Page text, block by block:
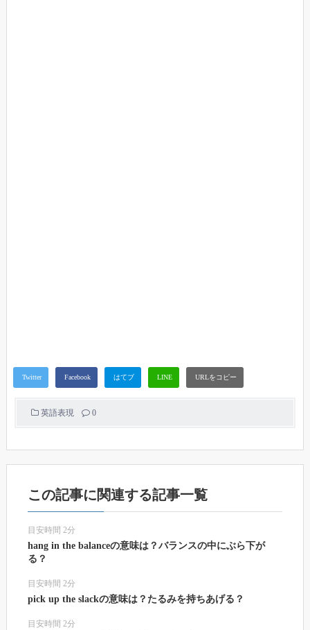
英語表現 0
この記事に関連する記事一覧
目安時間 2分
hang in the balanceの意味は？バランスの中にぶら下が
る？
目安時間 2分
pick up the slackの意味は？たるみを持ちあげる？
目安時間 2分